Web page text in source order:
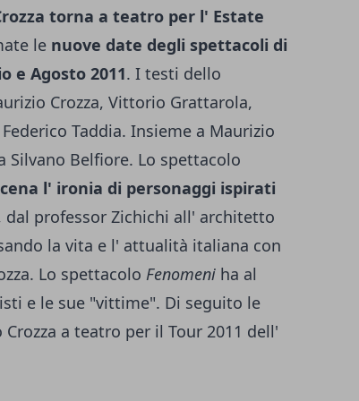
torna a teatro per l' Estate
le nuove date degli spettacoli di
e Agosto 2011. I testi dello
Crozza, Vittorio Grattarola,
Taddia. Insieme a Maurizio
Silvano Belfiore. Lo spettacolo
l' ironia di personaggi ispirati
dal professor Zichichi all' architetto
la vita e l' attualità italiana con
Lo spettacolo Fenomeni ha al
e le sue "vittime". Di seguito le
a teatro per il Tour 2011 dell'